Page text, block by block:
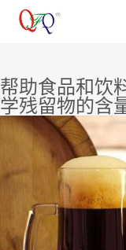
帮助食品和饮
学残留物的含